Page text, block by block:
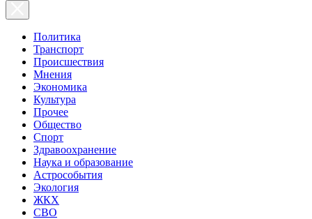
Политика
Транспорт
Происшествия
Мнения
Экономика
Культура
Прочее
Общество
Спорт
Здравоохранение
Наука и образование
Астрособытия
Экология
ЖКХ
СВО